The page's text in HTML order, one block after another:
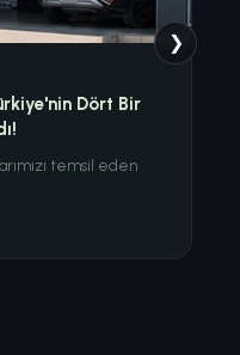
❯
Dört Bir
temsil eden